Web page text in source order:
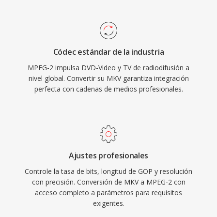
vídeo de alta calidad, el archivo y las bibliotecas
de medios personales.
consumo. La capa de flujo de transporte
proporciona multiplexacion robusta con
funciones de resistencia a errores esenciales
para la entrega de difusion por canales
ruidosos, mientras qué la variante de flujo de
programa sirve a aplicaciones orientadas al
Perfil Principal a Nivel Alto, con tasas de bits
profesionales. Aunque códecs más nuevos
como H.264 y HEVC ofrecen una eficiencia de
compresión sustancialmente mejor, MPEG-2
sigue arraigado en la infraestructura de
Códec estándar de la industria
MPEG-2 impulsa DVD-Video y TV de radiodifusión a
nivel global. Convertir su MKV garantiza integración
perfecta con cadenas de medios profesionales.
Ajustes profesionales
Controle la tasa de bits, longitud de GOP y resolución
con precisión. Conversión de MKV a MPEG-2 con
acceso completo a parámetros para requisitos
exigentes.